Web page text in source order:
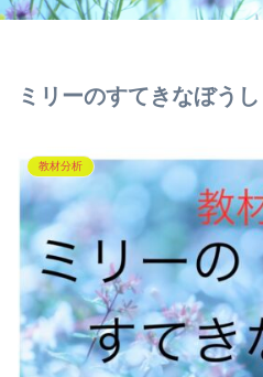
ミリーのすてきなぼう
教材分析